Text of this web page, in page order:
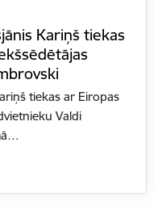
Kariņš tiekas
tiekas ar Eiropas
Valdi